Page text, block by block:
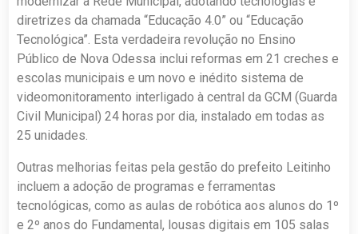
diretrizes da chamada “Educação 4.0” ou “Educação
Tecnológica”. Esta verdadeira revolução no Ensino
Público de Nova Odessa inclui reformas em 21 creches e
escolas municipais e um novo e inédito sistema de
videomonitoramento interligado à central da GCM (Guarda
Civil Municipal) 24 horas por dia, instalado em todas as
25 unidades.
Outras melhorias feitas pela gestão do prefeito Leitinho
incluem a adoção de programas e ferramentas
tecnológicas, como as aulas de robótica aos alunos do 1º
e 2º anos do Fundamental, lousas digitais em 105 salas